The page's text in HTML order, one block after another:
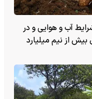
آب و هوایی و در
از نیم میلیارد